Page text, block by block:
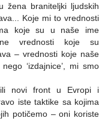
žena braniteljki ljudskih
Koje mi to vrednosti
koje su u naše ime
vrednosti koje su
– vrednosti koje naše
‘izdajnice’, mi smo
novi front u Evropi i
iste taktike sa kojima
potičemo – oni koriste